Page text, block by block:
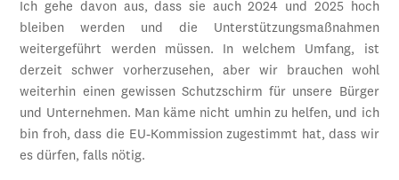
Ich gehe davon aus, dass sie auch 2024 und 2025 hoch
bleiben werden und die Unterstützungsmaßnahmen
weitergeführt werden müssen. In welchem Umfang, ist
derzeit schwer vorherzusehen, aber wir brauchen wohl
weiterhin einen gewissen Schutzschirm für unsere Bürger
und Unternehmen. Man käme nicht umhin zu helfen, und ich
bin froh, dass die EU-Kommission zugestimmt hat, dass wir
es dürfen, falls nötig.